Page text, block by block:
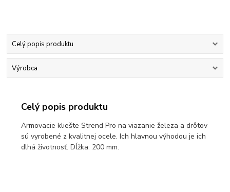
Celý popis produktu
Výrobca
Celý popis produktu
Armovacie kliešte Strend Pro na viazanie železa a drôtov
sú vyrobené z kvalitnej ocele. Ich hlavnou výhodou je ich
dlhá životnosť. Dĺžka: 200 mm.